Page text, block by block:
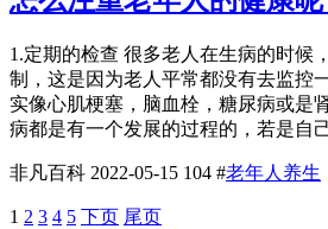
1.定期的检查 很多老人在生病的时候
制，这是因为老人平常都没有去监控
实像心肌梗塞，脑血栓，糖尿病或是
病都是有一个发展的过程的，若是自
非凡百科 2022-05-15 104 #老年人养生
1 2 3 4 5 下页 尾页